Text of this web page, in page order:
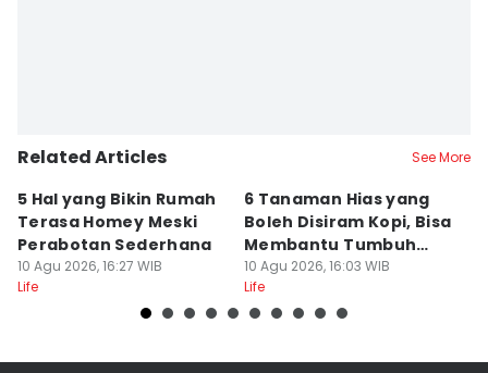
Related Articles See More
5 Hal yang Bikin Rumah
Terasa Homey Meski
Perabotan Sederhana
10 Agu 2026, 16:27 WIB
Life
6 Tanaman Hias yang
Boleh Disiram Kopi, Bisa
Membantu Tumbuh
Optimal
10 Agu 2026, 16:03 WIB
Life